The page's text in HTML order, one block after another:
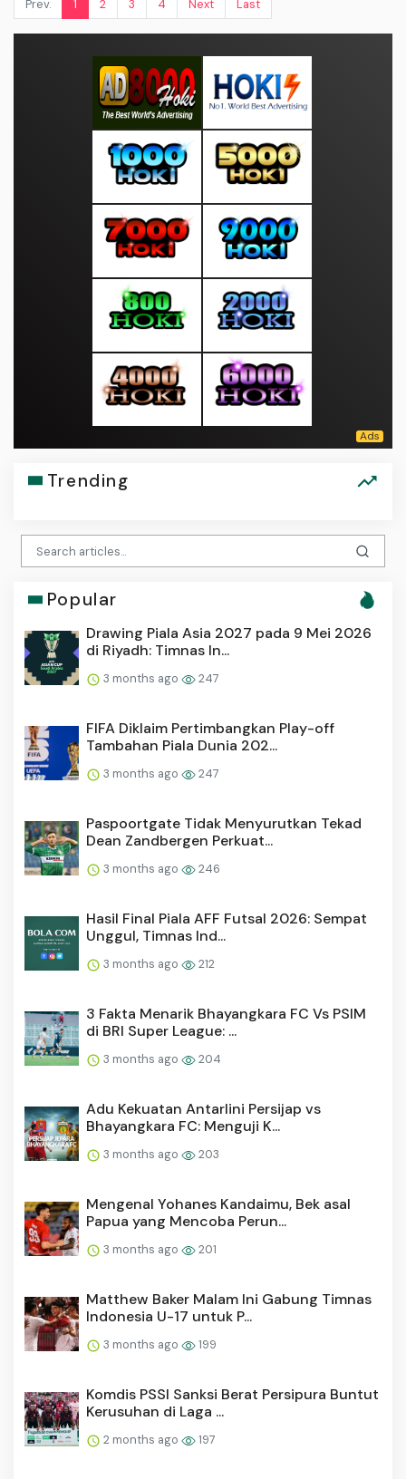
Prev. 1 2 3 4 Next Last
Trending
Popular
Drawing Piala Asia 2027 pada 9 Mei 2026
di Riyadh: Timnas In...
3 months ago 247
FIFA Diklaim Pertimbangkan Play-off
Tambahan Piala Dunia 202...
3 months ago 247
Paspoortgate Tidak Menyurutkan Tekad
Dean Zandbergen Perkuat...
3 months ago 246
Hasil Final Piala AFF Futsal 2026: Sempat
Unggul, Timnas Ind...
3 months ago 212
3 Fakta Menarik Bhayangkara FC Vs PSIM
di BRI Super League: ...
3 months ago 204
Adu Kekuatan Antarlini Persijap vs
Bhayangkara FC: Menguji K...
3 months ago 203
Mengenal Yohanes Kandaimu, Bek asal
Papua yang Mencoba Perun...
3 months ago 201
Matthew Baker Malam Ini Gabung Timnas
Indonesia U-17 untuk P...
3 months ago 199
Komdis PSSI Sanksi Berat Persipura Buntut
Kerusuhan di Laga ...
2 months ago 197